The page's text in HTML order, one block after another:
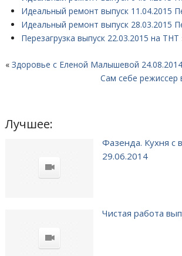
Идеальный ремонт выпуск 11.04.2015
Идеальный ремонт выпуск 28.03.2015
Перезагрузка выпуск 22.03.2015 на ТНТ
« Здоровье с Еленой Малышевой 24.08.2014
Сам себе режиссер
Лучшее:
Фазенда. Кухня с
29.06.2014
Чистая работа